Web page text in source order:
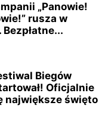
„Panowie!
rusza w
Biegów
Oficjalnie
największe święto